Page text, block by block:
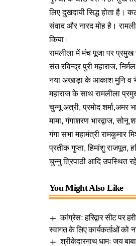
लिए दुखदायी सिद्ध होता है।
संवाद और नारद मोह है।
किया।
रामलीला में मंच पूजा पर प्रमुख
संत रविन्द्र पुरी महाराज,
नया अखाड़ा के आकाश मुनि व
महाराज के साथ रामलीला
चुन्नू अत्री, प्रमोद शर्मा,अमर
मामा, गंगाशरण भारद्वाज, सोनू
गंगा सभा महामंत्री रामकुमार
प्रतीक गुप्ता, हिमांशु राजपूत,
चुन्नु​ त्रिपाठी आदि उपस्थित
You Might Also Like
कांग्रेसः हरिद्वार सीट पर
स्वागत के लिए कार्यकर्ताओं को
श्रीकेदारनाथ धामः जय